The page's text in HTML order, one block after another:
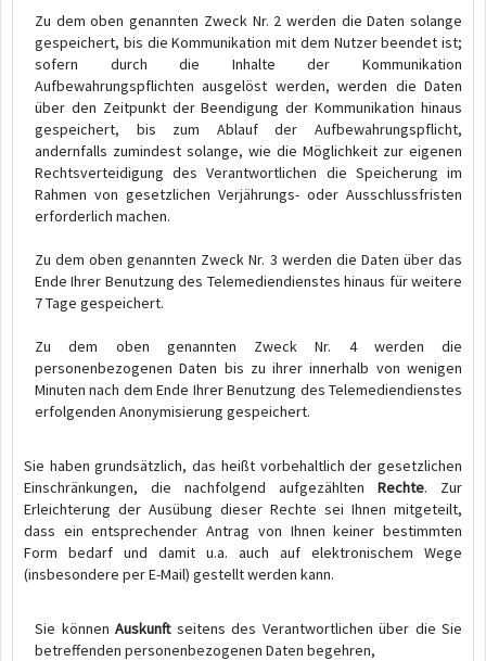
Zu dem oben genannten Zweck Nr. 2 werden die Daten solange
gespeichert, bis die Kommunikation mit dem Nutzer beendet ist;
sofern durch die Inhalte der Kommunikation
Aufbewahrungspflichten ausgelöst werden, werden die Daten
über den Zeitpunkt der Beendigung der Kommunikation hinaus
gespeichert, bis zum Ablauf der Aufbewahrungspflicht,
andernfalls zumindest solange, wie die Möglichkeit zur eigenen
Rechtsverteidigung des Verantwortlichen die Speicherung im
Rahmen von gesetzlichen Verjährungs- oder Ausschlussfristen
erforderlich machen.
Zu dem oben genannten Zweck Nr. 3 werden die Daten über das
Ende Ihrer Benutzung des Telemediendienstes hinaus für weitere
7 Tage gespeichert.
Zu dem oben genannten Zweck Nr. 4 werden die
personenbezogenen Daten bis zu ihrer innerhalb von wenigen
Minuten nach dem Ende Ihrer Benutzung des Telemediendienstes
erfolgenden Anonymisierung gespeichert.
Sie haben grundsätzlich, das heißt vorbehaltlich der gesetzlichen
Einschränkungen, die nachfolgend aufgezählten Rechte. Zur
Erleichterung der Ausübung dieser Rechte sei Ihnen mitgeteilt,
dass ein entsprechender Antrag von Ihnen keiner bestimmten
Form bedarf und damit u.a. auch auf elektronischem Wege
(insbesondere per E-Mail) gestellt werden kann.
Sie können Auskunftseitens des Verantwortlichen über die Sie
betreffenden personenbezogenen Daten begehren,